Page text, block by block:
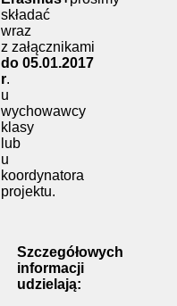
składać
wraz
z załącznikami
do 05.01.2017
r.
u
wychowawcy
klasy
lub
u
koordynatora
projektu.
Szczegółowych
informacji
udzielają: